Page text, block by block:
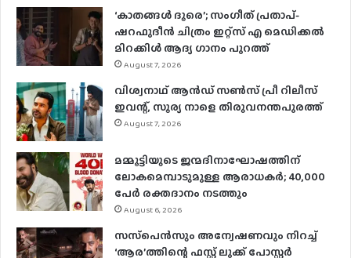
‘കാതങ്ങൾ ദൂരെ’; സംഗീത് പ്രതാപ്-
ഷറഫുദീൻ ചിത്രം ഇറ്റ്സ് എ മെഡിക്കൽ
മിറക്കിൾ ആദ്യ ഗാനം പുറത്ത്
August 7, 2026
വിശ്വനാഥ് ആന്‍ഡ് സണ്‍സ് പ്രീ റിലീസ്
ഇവന്റ്, സൂര്യ നാളെ തിരുവനന്തപുരത്ത്
August 7, 2026
മമ്മൂട്ടിയുടെ ജന്മദിനാഘോഷത്തിന്
ലോകമെമ്പാടുമുള്ള ആരാധകര്‍; 40,000
പേര്‍ രക്തദാനം നടത്തും
August 6, 2026
സസ്‌പെന്‍സും അന്വേഷണവും നിറച്ച്
‘ആര’ത്തിന്റെ ഫസ്റ്റ് ലുക്ക് പോസ്റ്റര്‍